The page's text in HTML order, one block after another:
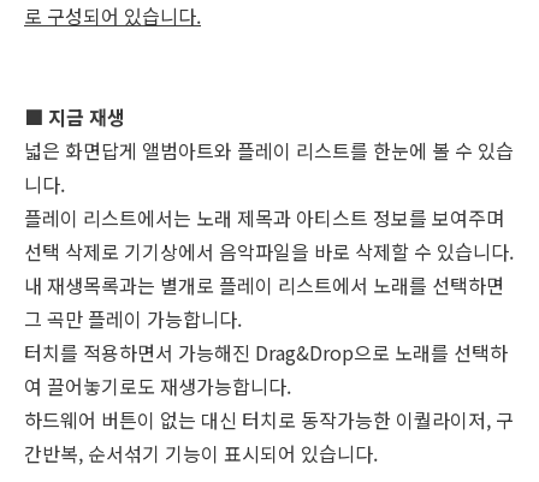
로 구성되어 있습니다.
■ 지금 재생
넓은 화면답게 앨범아트와 플레이 리스트를 한눈에 볼 수 있습
니다.
플레이 리스트에서는 노래 제목과 아티스트 정보를 보여주며
선택 삭제로 기기상에서 음악파일을 바로 삭제할 수 있습니다.
내 재생목록과는 별개로 플레이 리스트에서 노래를 선택하면
그 곡만 플레이 가능합니다.
터치를 적용하면서 가능해진 Drag&Drop으로 노래를 선택하
여 끌어놓기로도 재생가능합니다.
하드웨어 버튼이 없는 대신 터치로 동작가능한 이퀄라이저, 구
간반복, 순서섞기 기능이 표시되어 있습니다.